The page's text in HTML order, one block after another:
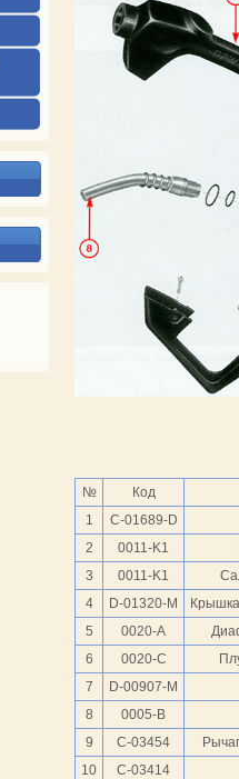
№ Код
1
C-01689-D
2
0011-K1
3
0011-K1
4
D-01320-M
5
0020-A
6
0020-C
7
D-00907-M
8
0005-B
9
C-03454
10
C-03414